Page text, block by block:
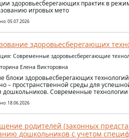
здоровьесберегающих практик в
игровых мето
05.07.2026
здоровьесберегающих
Современные здоровьесберегающие
Елена Викторовна
блоки здоровьесберегающих
– пространственной среды для
дошкольников. Современные
18.06.2026
родителей (законных
дошкольников с учетом